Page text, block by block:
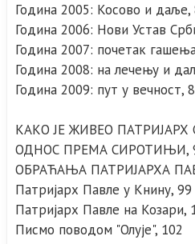
Година 2005: Косово и даље,
Година 2006: Нови Устав
Година 2007: почетак
Година 2008: на лечењу и
Година 2009: пут у вечност,
КАКО ЈЕ ЖИВЕО ПАТРИЈАРХ
ОДНОС ПРЕМА СИРОТИЊИ,
ОБРАЋАЊА ПАТРИЈАРХА
Патријарх Павле у Книну, 99
Патријарх Павле на Козари,
Писмо поводом "Олује", 102